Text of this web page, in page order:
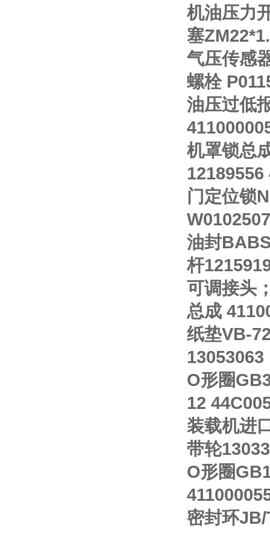
机油压力
塞
气压传感
螺栓
油压过低
机罩锁总
12189556
门定位锁
油封
杆
可调接头
总成
纸垫VB-
13053063
O形圈
12
装载机进
带轮
O形圈
密封环